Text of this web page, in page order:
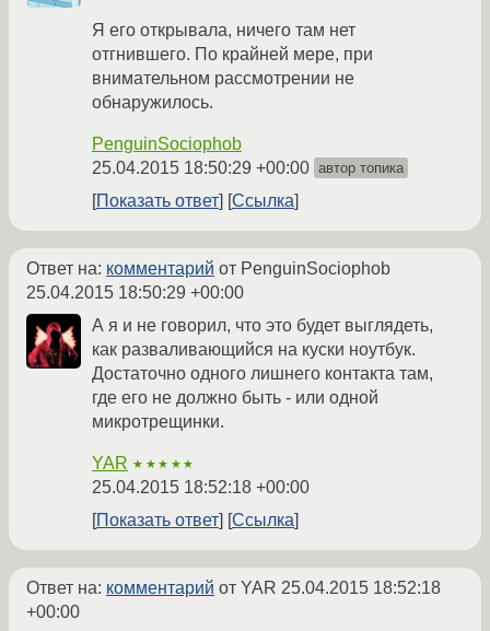
Я его открывала, ничего там нет
отгнившего. По крайней мере, при
внимательном рассмотрении не
обнаружилось.
PenguinSociophob
25.04.2015 18:50:29 +00:00 автор топика
Показать ответ Ссылка
Ответ на: комментарий от PenguinSociophob
25.04.2015 18:50:29 +00:00
А я и не говорил, что это будет выглядеть,
как разваливающийся на куски ноутбук.
Достаточно одного лишнего контакта там,
где его не должно быть - или одной
микротрещинки.
YAR ★★★★★
25.04.2015 18:52:18 +00:00
Показать ответ
Ссылка
Ответ на: комментарий от YAR 25.04.2015 18:52:18
+00:00